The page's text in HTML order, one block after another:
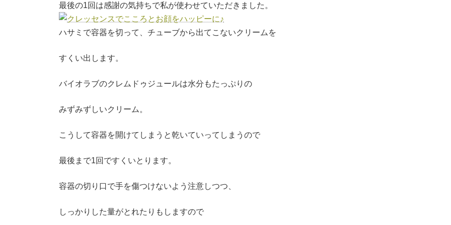
最後の1回は感謝の気持ちで私が使わせていただきました。
ハサミで容器を切って、チューブから出てこないクリームを
すくい出します。
バイオラブのクレムドゥジュールは水分もたっぷりの
みずみずしいクリーム。
こうして容器を開けてしまうと乾いていってしまうので
最後まで1回ですくいとります。
容器の切り口で手を傷つけないよう注意しつつ、
しっかりした量がとれたりもしますので